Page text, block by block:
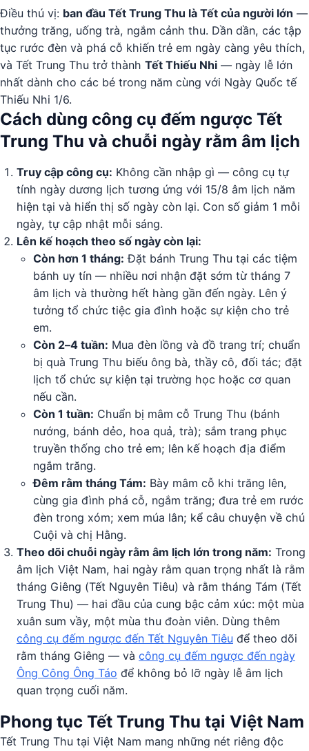
Điều thú vị: ban đầu Tết Trung Thu là Tết của người lớn —
thưởng trăng, uống trà, ngắm cảnh thu. Dần dần, các tập
tục rước đèn và phá cỗ khiến trẻ em ngày càng yêu thích,
và Tết Trung Thu trở thành Tết Thiếu Nhi — ngày lễ lớn
nhất dành cho các bé trong năm cùng với Ngày Quốc tế
Thiếu Nhi 1/6.
Cách dùng công cụ đếm ngược Tết
Trung Thu và chuỗi ngày rằm âm lịch
Truy cập công cụ: Không cần nhập gì — công cụ tự
tính ngày dương lịch tương ứng với 15/8 âm lịch năm
hiện tại và hiển thị số ngày còn lại. Con số giảm 1 mỗi
ngày, tự cập nhật mỗi sáng.
Lên kế hoạch theo số ngày còn lại:
Còn hơn 1 tháng: Đặt bánh Trung Thu tại các tiệm
bánh uy tín — nhiều nơi nhận đặt sớm từ tháng 7
âm lịch và thường hết hàng gần đến ngày. Lên ý
tưởng tổ chức tiệc gia đình hoặc sự kiện cho trẻ
em.
Còn 2–4 tuần: Mua đèn lồng và đồ trang trí; chuẩn
bị quà Trung Thu biếu ông bà, thầy cô, đối tác; đặt
lịch tổ chức sự kiện tại trường học hoặc cơ quan
nếu cần.
Còn 1 tuần: Chuẩn bị mâm cỗ Trung Thu (bánh
nướng, bánh dẻo, hoa quả, trà); sắm trang phục
truyền thống cho trẻ em; lên kế hoạch địa điểm
ngắm trăng.
Đêm rằm tháng Tám: Bày mâm cỗ khi trăng lên,
cùng gia đình phá cỗ, ngắm trăng; đưa trẻ em rước
đèn trong xóm; xem múa lân; kể câu chuyện về chú
Cuội và chị Hằng.
Theo dõi chuỗi ngày rằm âm lịch lớn trong năm: Trong
âm lịch Việt Nam, hai ngày rằm quan trọng nhất là rằm
tháng Giêng (Tết Nguyên Tiêu) và rằm tháng Tám (Tết
Trung Thu) — hai đầu của cung bậc cảm xúc: một mùa
xuân sum vầy, một mùa thu đoàn viên. Dùng thêm
công cụ đếm ngược đến Tết Nguyên Tiêu để theo dõi
rằm tháng Giêng — và công cụ đếm ngược đến ngày
Ông Công Ông Táo để không bỏ lỡ ngày lễ âm lịch
quan trọng cuối năm.
Phong tục Tết Trung Thu tại Việt Nam
Tết Trung Thu tại Việt Nam mang những nét riêng độc